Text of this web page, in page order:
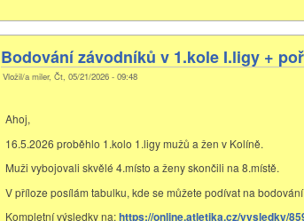
Bodování závodníků v 1.kole I.ligy +
Vložil/a miler, Čt, 05/21/2026 - 09:48
Ahoj,
16.5.2026 proběhlo 1.kolo 1.ligy mužů a žen v Kolíně.
Muži vybojovali skvělé 4.místo a ženy skončili na 8.místě.
V příloze posílám tabulku, kde se můžete podívat na
Kompletní výsledky na:https://online.atletika.cz/vysledky/